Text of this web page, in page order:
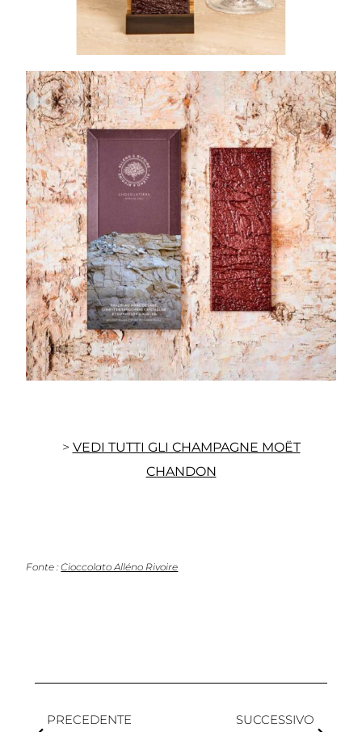
> VEDI TUTTI GLI CHAMPAGNE MOËT
CHANDON
Fonte :Cioccolato Alléno Rivoire
PRECEDENTE SUCCESSIVO